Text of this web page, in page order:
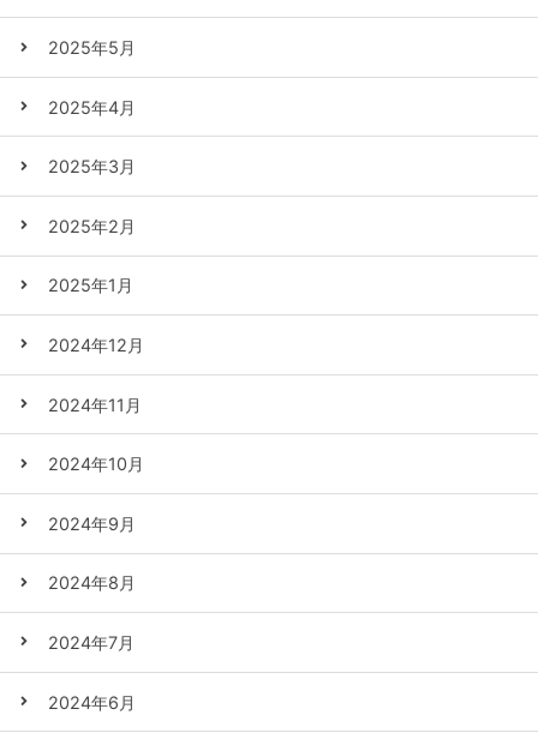
2025年5月
2025年4月
2025年3月
2025年2月
2025年1月
2024年12月
2024年11月
2024年10月
2024年9月
2024年8月
2024年7月
2024年6月